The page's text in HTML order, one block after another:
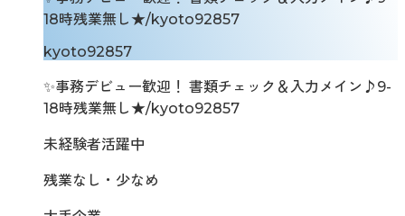
18時残業無し★/kyoto92857
kyoto92857
✨事務デビュー歓迎！ 書類チェック＆入力メイン♪9-
18時残業無し★/kyoto92857
未経験者活躍中
残業なし・少なめ